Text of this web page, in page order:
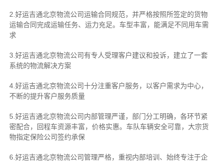
2.好运吉通北京物流公司运输合同规范，并严格按照所签定的货物
运输合同完成运输任务、运力充足。车型丰富，能满足不同用车需
求
3.好运吉通北京物流公司有专人受理客户建议和投诉，建立了一套
系统的物流解决方案
4.好运吉通北京物流公司十分注重客户服务，以客户需求为中心，
不断的提升客户服务质量
5.好运吉通北京物流公司内部管理严谨，部门分工明确，各环节紧
密配合，回程车资源丰富，价格实惠。车队车辆安全可靠，大宗货
物指定保险公司签约承保
6.好运吉通北京物流公司管理严格，重视内部培训、始终专注于企